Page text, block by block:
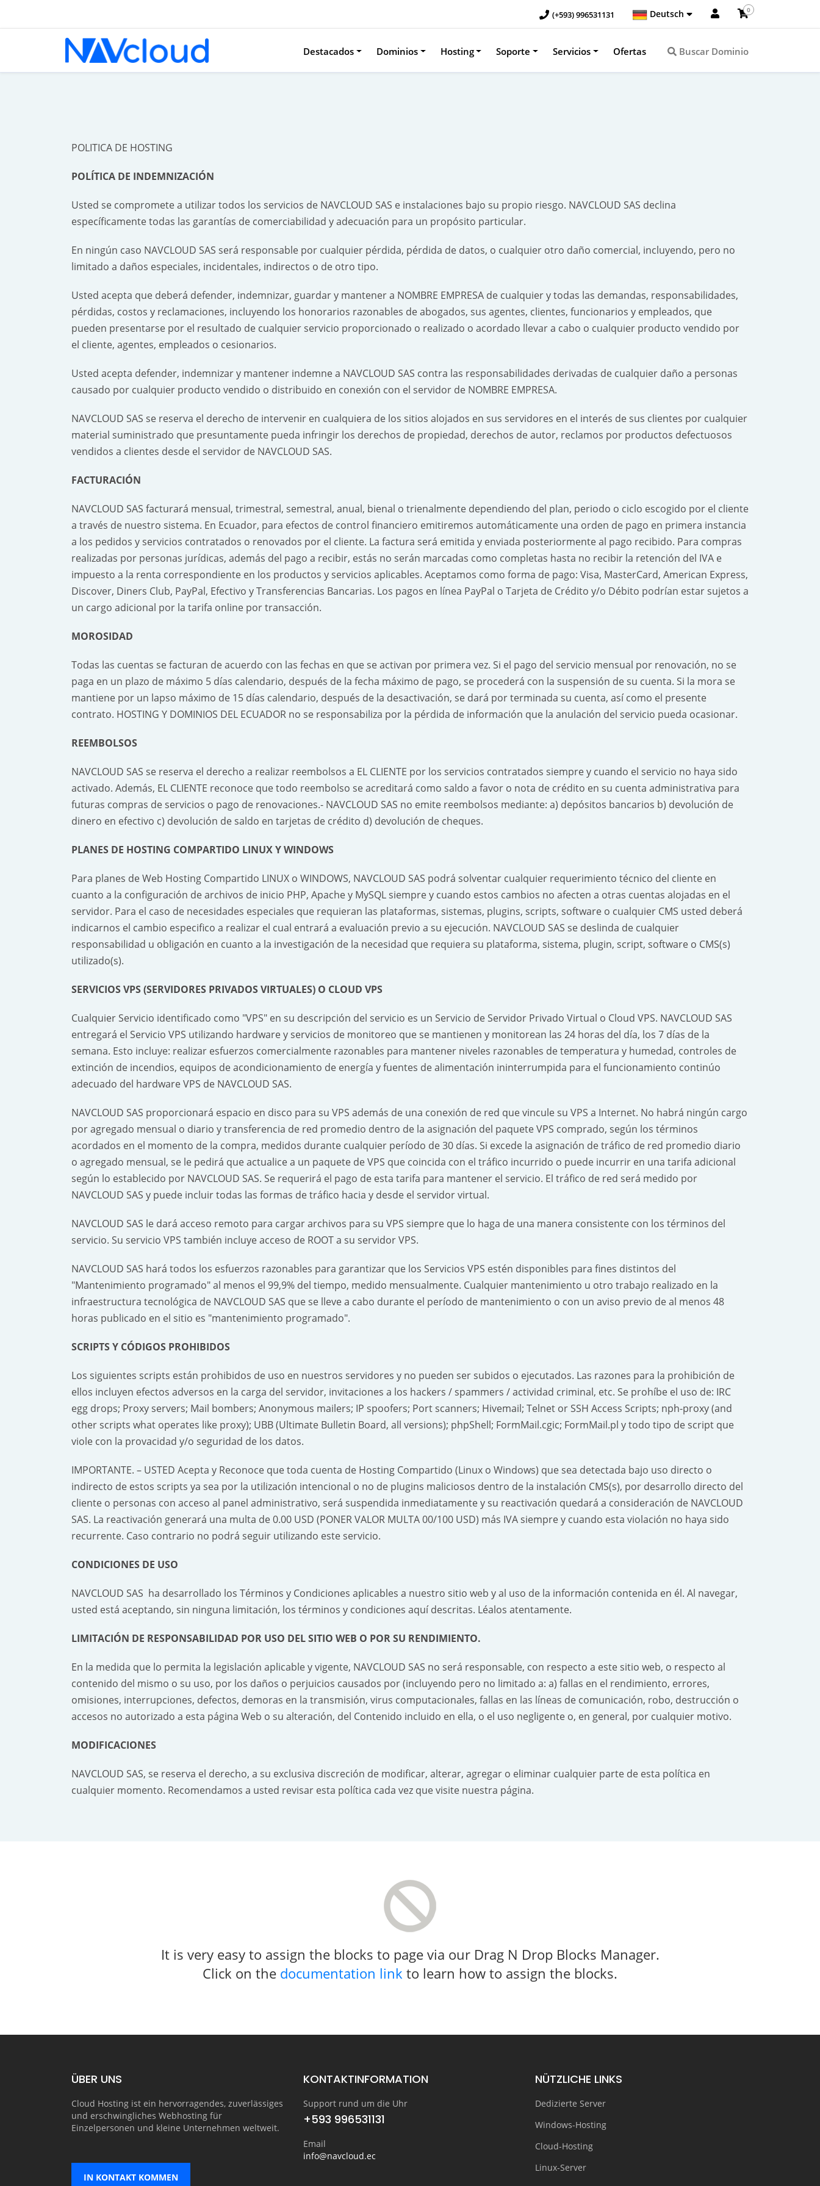
(+593) 996531131 Deutsch 0
Destacados Dominios Hosting Soporte Servicios Ofertas Buscar Dominio
POLITICA DE HOSTING
POLÍTICA DE INDEMNIZACIÓN
Usted se compromete a utilizar todos los servicios de NAVCLOUD SAS e instalaciones bajo su propio riesgo. NAVCLOUD SAS declina
específicamente todas las garantías de comerciabilidad y adecuación para un propósito particular.
En ningún caso NAVCLOUD SAS será responsable por cualquier pérdida, pérdida de datos, o cualquier otro daño comercial, incluyendo, pero no
limitado a daños especiales, incidentales, indirectos o de otro tipo.
Usted acepta que deberá defender, indemnizar, guardar y mantener a NOMBRE EMPRESA de cualquier y todas las demandas, responsabilidades,
pérdidas, costos y reclamaciones, incluyendo los honorarios razonables de abogados, sus agentes, clientes, funcionarios y empleados, que
pueden presentarse por el resultado de cualquier servicio proporcionado o realizado o acordado llevar a cabo o cualquier producto vendido por
el cliente, agentes, empleados o cesionarios.
Usted acepta defender, indemnizar y mantener indemne a NAVCLOUD SAS contra las responsabilidades derivadas de cualquier daño a personas
causado por cualquier producto vendido o distribuido en conexión con el servidor de NOMBRE EMPRESA.
NAVCLOUD SAS se reserva el derecho de intervenir en cualquiera de los sitios alojados en sus servidores en el interés de sus clientes por cualquier
material suministrado que presuntamente pueda infringir los derechos de propiedad, derechos de autor, reclamos por productos defectuosos
vendidos a clientes desde el servidor de NAVCLOUD SAS.
FACTURACIÓN
NAVCLOUD SAS facturará mensual, trimestral, semestral, anual, bienal o trienalmente dependiendo del plan, periodo o ciclo escogido por el cliente
a través de nuestro sistema. En Ecuador, para efectos de control financiero emitiremos automáticamente una orden de pago en primera instancia
a los pedidos y servicios contratados o renovados por el cliente. La factura será emitida y enviada posteriormente al pago recibido. Para compras
realizadas por personas jurídicas, además del pago a recibir, estás no serán marcadas como completas hasta no recibir la retención del IVA e
impuesto a la renta correspondiente en los productos y servicios aplicables. Aceptamos como forma de pago: Visa, MasterCard, American Express,
Discover, Diners Club, PayPal, Efectivo y Transferencias Bancarias. Los pagos en línea PayPal o Tarjeta de Crédito y/o Débito podrían estar sujetos a
un cargo adicional por la tarifa online por transacción.
MOROSIDAD
Todas las cuentas se facturan de acuerdo con las fechas en que se activan por primera vez. Si el pago del servicio mensual por renovación, no se
paga en un plazo de máximo 5 días calendario, después de la fecha máximo de pago, se procederá con la suspensión de su cuenta. Si la mora se
mantiene por un lapso máximo de 15 días calendario, después de la desactivación, se dará por terminada su cuenta, así como el presente
contrato. HOSTING Y DOMINIOS DEL ECUADOR no se responsabiliza por la pérdida de información que la anulación del servicio pueda ocasionar.
REEMBOLSOS
NAVCLOUD SAS se reserva el derecho a realizar reembolsos a EL CLIENTE por los servicios contratados siempre y cuando el servicio no haya sido
activado. Además, EL CLIENTE reconoce que todo reembolso se acreditará como saldo a favor o nota de crédito en su cuenta administrativa para
futuras compras de servicios o pago de renovaciones.- NAVCLOUD SAS no emite reembolsos mediante: a) depósitos bancarios b) devolución de
dinero en efectivo c) devolución de saldo en tarjetas de crédito d) devolución de cheques.
PLANES DE HOSTING COMPARTIDO LINUX Y WINDOWS
Para planes de Web Hosting Compartido LINUX o WINDOWS, NAVCLOUD SAS podrá solventar cualquier requerimiento técnico del cliente en
cuanto a la configuración de archivos de inicio PHP, Apache y MySQL siempre y cuando estos cambios no afecten a otras cuentas alojadas en el
servidor. Para el caso de necesidades especiales que requieran las plataformas, sistemas, plugins, scripts, software o cualquier CMS usted deberá
indicarnos el cambio especifico a realizar el cual entrará a evaluación previo a su ejecución. NAVCLOUD SAS se deslinda de cualquier
responsabilidad u obligación en cuanto a la investigación de la necesidad que requiera su plataforma, sistema, plugin, script, software o CMS(s)
utilizado(s).
SERVICIOS VPS (SERVIDORES PRIVADOS VIRTUALES) O CLOUD VPS
Cualquier Servicio identificado como "VPS" en su descripción del servicio es un Servicio de Servidor Privado Virtual o Cloud VPS. NAVCLOUD SAS
entregará el Servicio VPS utilizando hardware y servicios de monitoreo que se mantienen y monitorean las 24 horas del día, los 7 días de la
semana. Esto incluye: realizar esfuerzos comercialmente razonables para mantener niveles razonables de temperatura y humedad, controles de
extinción de incendios, equipos de acondicionamiento de energía y fuentes de alimentación ininterrumpida para el funcionamiento continúo
adecuado del hardware VPS de NAVCLOUD SAS.
NAVCLOUD SAS proporcionará espacio en disco para su VPS además de una conexión de red que vincule su VPS a Internet. No habrá ningún cargo
por agregado mensual o diario y transferencia de red promedio dentro de la asignación del paquete VPS comprado, según los términos
acordados en el momento de la compra, medidos durante cualquier período de 30 días. Si excede la asignación de tráfico de red promedio diario
o agregado mensual, se le pedirá que actualice a un paquete de VPS que coincida con el tráfico incurrido o puede incurrir en una tarifa adicional
según lo establecido por NAVCLOUD SAS. Se requerirá el pago de esta tarifa para mantener el servicio. El tráfico de red será medido por
NAVCLOUD SAS y puede incluir todas las formas de tráfico hacia y desde el servidor virtual.
NAVCLOUD SAS le dará acceso remoto para cargar archivos para su VPS siempre que lo haga de una manera consistente con los términos del
servicio. Su servicio VPS también incluye acceso de ROOT a su servidor VPS.
NAVCLOUD SAS hará todos los esfuerzos razonables para garantizar que los Servicios VPS estén disponibles para fines distintos del
"Mantenimiento programado" al menos el 99,9% del tiempo, medido mensualmente. Cualquier mantenimiento u otro trabajo realizado en la
infraestructura tecnológica de NAVCLOUD SAS que se lleve a cabo durante el período de mantenimiento o con un aviso previo de al menos 48
horas publicado en el sitio es "mantenimiento programado".
SCRIPTS Y CÓDIGOS PROHIBIDOS
Los siguientes scripts están prohibidos de uso en nuestros servidores y no pueden ser subidos o ejecutados. Las razones para la prohibición de
ellos incluyen efectos adversos en la carga del servidor, invitaciones a los hackers / spammers / actividad criminal, etc. Se prohíbe el uso de: IRC
egg drops; Proxy servers; Mail bombers; Anonymous mailers; IP spoofers; Port scanners; Hivemail; Telnet or SSH Access Scripts; nph-proxy (and
other scripts what operates like proxy); UBB (Ultimate Bulletin Board, all versions); phpShell; FormMail.cgic; FormMail.pl y todo tipo de script que
viole con la provacidad y/o seguridad de los datos.
IMPORTANTE. – USTED Acepta y Reconoce que toda cuenta de Hosting Compartido (Linux o Windows) que sea detectada bajo uso directo o
indirecto de estos scripts ya sea por la utilización intencional o no de plugins maliciosos dentro de la instalación CMS(s), por desarrollo directo del
cliente o personas con acceso al panel administrativo, será suspendida inmediatamente y su reactivación quedará a consideración de NAVCLOUD
SAS. La reactivación generará una multa de 0.00 USD (PONER VALOR MULTA 00/100 USD) más IVA siempre y cuando esta violación no haya sido
recurrente. Caso contrario no podrá seguir utilizando este servicio.
CONDICIONES DE USO
NAVCLOUD SAS ha desarrollado los Términos y Condiciones aplicables a nuestro sitio web y al uso de la información contenida en él. Al navegar,
usted está aceptando, sin ninguna limitación, los términos y condiciones aquí descritas. Léalos atentamente.
LIMITACIÓN DE RESPONSABILIDAD POR USO DEL SITIO WEB O POR SU RENDIMIENTO.
En la medida que lo permita la legislación aplicable y vigente, NAVCLOUD SAS no será responsable, con respecto a este sitio web, o respecto al
contenido del mismo o su uso, por los daños o perjuicios causados por (incluyendo pero no limitado a: a) fallas en el rendimiento, errores,
omisiones, interrupciones, defectos, demoras en la transmisión, virus computacionales, fallas en las líneas de comunicación, robo, destrucción o
accesos no autorizado a esta página Web o su alteración, del Contenido incluido en ella, o el uso negligente o, en general, por cualquier motivo.
MODIFICACIONES
NAVCLOUD SAS, se reserva el derecho, a su exclusiva discreción de modificar, alterar, agregar o eliminar cualquier parte de esta política en
cualquier momento. Recomendamos a usted revisar esta política cada vez que visite nuestra página.
It is very easy to assign the blocks to page via our Drag N Drop Blocks Manager.
Click on the documentation link to learn how to assign the blocks.
ÜBER UNS
Cloud Hosting ist ein hervorragendes, zuverlässiges
und erschwingliches Webhosting für
Einzelpersonen und kleine Unternehmen weltweit.
IN KONTAKT KOMMEN
KONTAKTINFORMATION
Support rund um die Uhr
+593 996531131
Email
info@navcloud.ec
NÜTZLICHE LINKS
Dedizierte Server
Windows-Hosting
Cloud-Hosting
Linux-Server